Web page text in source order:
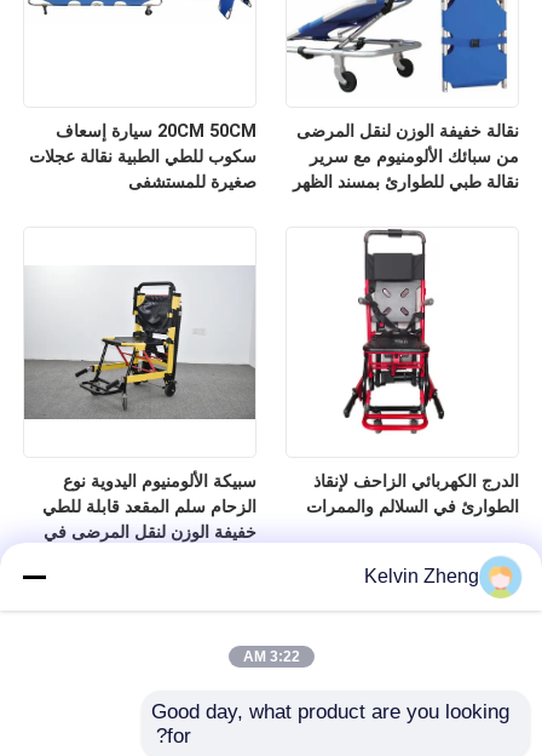
20CM 50CM سيارة إسعاف
سكوب للطي الطبية نقالة عجلات
صغيرة للمستشفى
نقالة خفيفة الوزن لنقل المرضى
من سبائك الألومنيوم مع سرير
نقالة طبي للطوارئ بمسند الظهر
سبيكة الألومنيوم اليدوية نوع
الزحام سلم المقعد قابلة للطي
خفيفة الوزن لنقل المرضى في
الدرج الكهربائي الزاحف لإنقاذ
الطوارئ في السلالم والممرات
Kelvin Zheng
3:22 AM
Good day, what product are you looking
for?